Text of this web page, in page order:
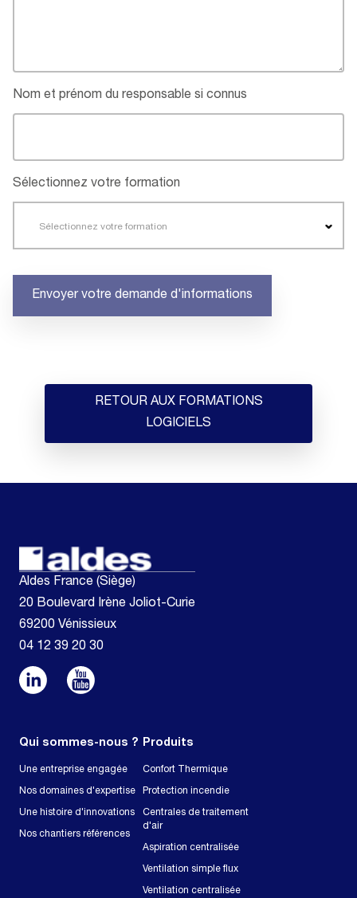
Nom et prénom du responsable si connus
Sélectionnez votre formation
Sélectionnez votre formation
Envoyer votre demande d'informations
RETOUR AUX FORMATIONS
LOGICIELS
Aldes France (Siège)
20 Boulevard Irène Joliot-Curie
69200 Vénissieux
04 12 39 20 30
Qui sommes-nous ?
Une entreprise engagée
Nos domaines d'expertise
Une histoire d'innovations
Nos chantiers références
Produits
Confort Thermique
Protection incendie
Centrales de traitement
d'air
Aspiration centralisée
Ventilation simple flux
Ventilation centralisée